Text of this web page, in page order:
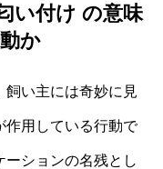
い付け の意味
か
飼い主には奇妙に見
作用している行動で
ションの名残とし